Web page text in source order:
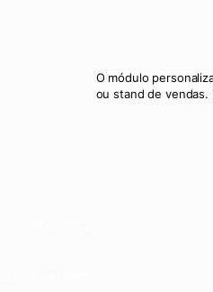
O módulo
ou stand de vendas.